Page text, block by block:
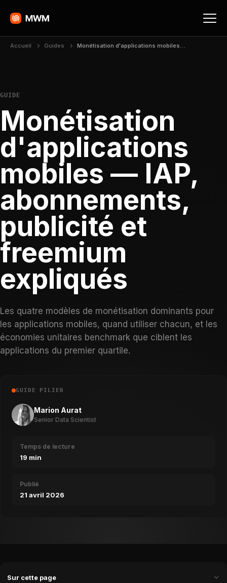
Accueil Guides Monétisation d'applications mobiles — IAP, abonnements, publicité et freemium expliqués
GUIDE
Monétisation
d'applications
mobiles — IAP,
abonnements,
publicité et
freemium
expliqués
Les quatre modèles de monétisation dominants pour
les applications mobiles, quand utiliser chacun, et les
économies unitaires benchmark que ciblent les
applications du premier quartile.
GUIDE PILIER
Marion Aurat
Senior Data Scientist
Temps de lecture
19 min
Publié
21 avril 2026
Sur cette page